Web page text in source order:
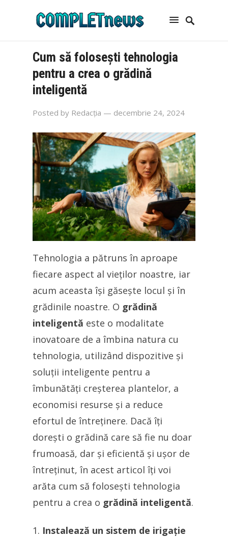
Cum să folosești tehnologia
pentru a crea o grădină
inteligentă
Posted by Redacția — decembrie 24, 2024
Tehnologia a pătruns în aproape
fiecare aspect al vieților noastre, iar
acum aceasta își găsește locul și în
grădinile noastre. O grădină
inteligentă este o modalitate
inovatoare de a îmbina natura cu
tehnologia, utilizând dispozitive și
soluții inteligente pentru a
îmbunătăți creșterea plantelor, a
economisi resurse și a reduce
efortul de întreținere. Dacă îți
dorești o grădină care să fie nu doar
frumoasă, dar și eficientă și ușor de
întreținut, în acest articol îți voi
arăta cum să folosești tehnologia
pentru a crea o grădină inteligentă.
Instalează un sistem de irigație